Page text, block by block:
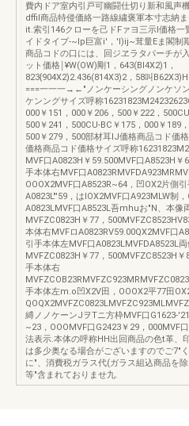
費内ドア室内引戸可幽闘仕切り新和風声
dffil商品特侵価絡一路線繍褒軍本寸志納
it.索引146クローを己ドFァヨ三示l価格一
イドタイプ-~Ip巨富i'，'l)ij~茸量Eま閣制
商品コドの口には、回ジヱラタパーチが
ット価格￨¥W(OW)剛1，643(BI4X2)1，
823{904X2)2.436(814X3)2，58叫
===一一一→←"ノンケーシングノンケソ
ケンングサイズ呼称
000￥151，000￥206，500￥222，
500￥241，500CU-BC￥175，000￥189
500￥279，500部材耳IJ価格商品コド価
価格商品コド価格サイズ呼称
MVF口A0823H￥59.500MVF口A8523H￥
手本体右MVF口
OOOX2MVF口A8523R~64，凹OX2片側
A0823L"'59，はlOX2MVF口A923MLW制，
A0823LMVF口A8523L吾mhuお"N、本像
MVFZC0823H￥77，
本体右MVFロA0823RV59.00QX2MVF口
引手本体左MVF口A0823LMVFDA8523L
MVFZC0823H￥77，500MVFZC8523H￥
手本体右
手本体左m.o凹X2V田，OOOX2平77田
縛ノノケーンJヲTニ方枠MVF口G1623-
~23，OOOMVF口G2423￥29，000MVF
法表示.本体の呼称HH出回商品の色t革、
は多少奥なる場合がございますのでご7"
に"、消費税ガラス代(ガラス組込商品を
等"含まれておりませ九.